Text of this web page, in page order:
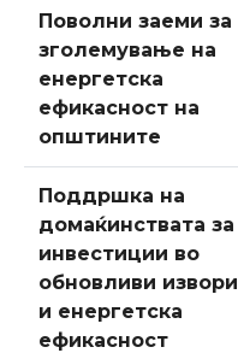
Поволни заеми за
зголемување на
енергетска
ефикасност на
општините
Поддршка на
домаќинствата за
инвестиции во
обновливи извори
и енергетска
ефикасност